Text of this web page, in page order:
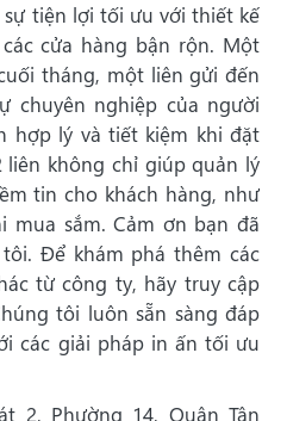
tiện lợi tối ưu với thiết kế
cửa hàng bận rộn. Một
tháng, một liên gửi đến
chuyên nghiệp của người
hợp lý và tiết kiệm khi đặt
không chỉ giúp quản lý
tin cho khách hàng, như
mua sắm. Cảm ơn bạn đã
Để khám phá thêm các
từ công ty, hãy truy cập
tôi luôn sẵn sàng đáp
các giải pháp in ấn tối ưu
2, Phường 14, Quận Tân